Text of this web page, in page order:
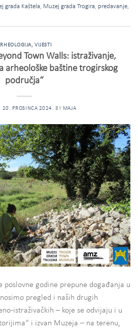
grada Kaštela, Muzej grada Trogira, predavanje,
,VIJESTI
Town Walls: istraživanje,
arheološke baštine trogirskog
područja“
20. PROSINCA 2024. BY MAJA
poslovne godine prepune događanja u
pregled i naših drugih
istraživačkih – koje se odvijaju i u
i izvan Muzeja – na terenu,